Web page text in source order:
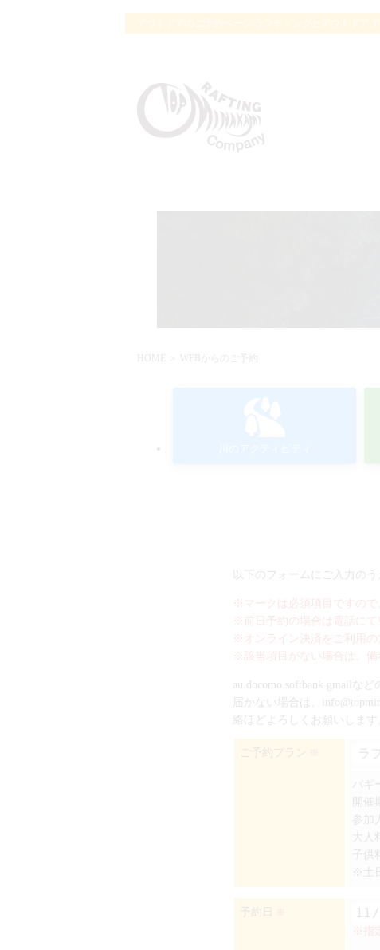
アウトドアのご予約ページ/ラフティングとアウトドア
HOME ＞ WEBからのご予約
以下のフォームにご入力の
※マークは必須項目ですの
※前日予約の場合は電話に
※オンライン決済をご利用
※該当項目がない場合は、
au.docomo.softbank.gmailな
届かない場合は、
絡ほどよろしくお願いします
ご予約プラン
バ
開
参
大人
※土
予約日
※指